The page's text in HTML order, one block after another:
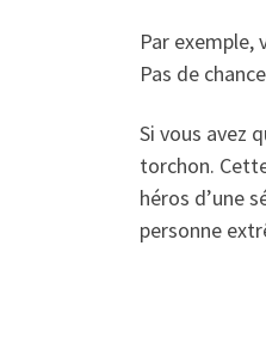
Par
Pas de
Si vous avez
torchon.
héros d’une
personne